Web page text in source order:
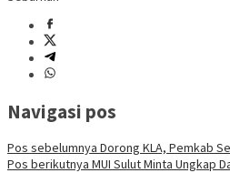
Navigasi pos
Pos sebelumnya Dorong KLA, Pemkab
Pos berikutnya MUI Sulut Minta Ungkap